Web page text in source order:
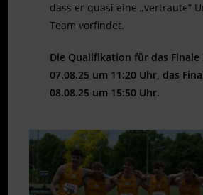
dass er quasi eine „vertraute“
Team vorfindet.
Die Qualifikation für das Finale
07.08.25 um 11:20 Uhr, das
08.08.25 um 15:50 Uhr.